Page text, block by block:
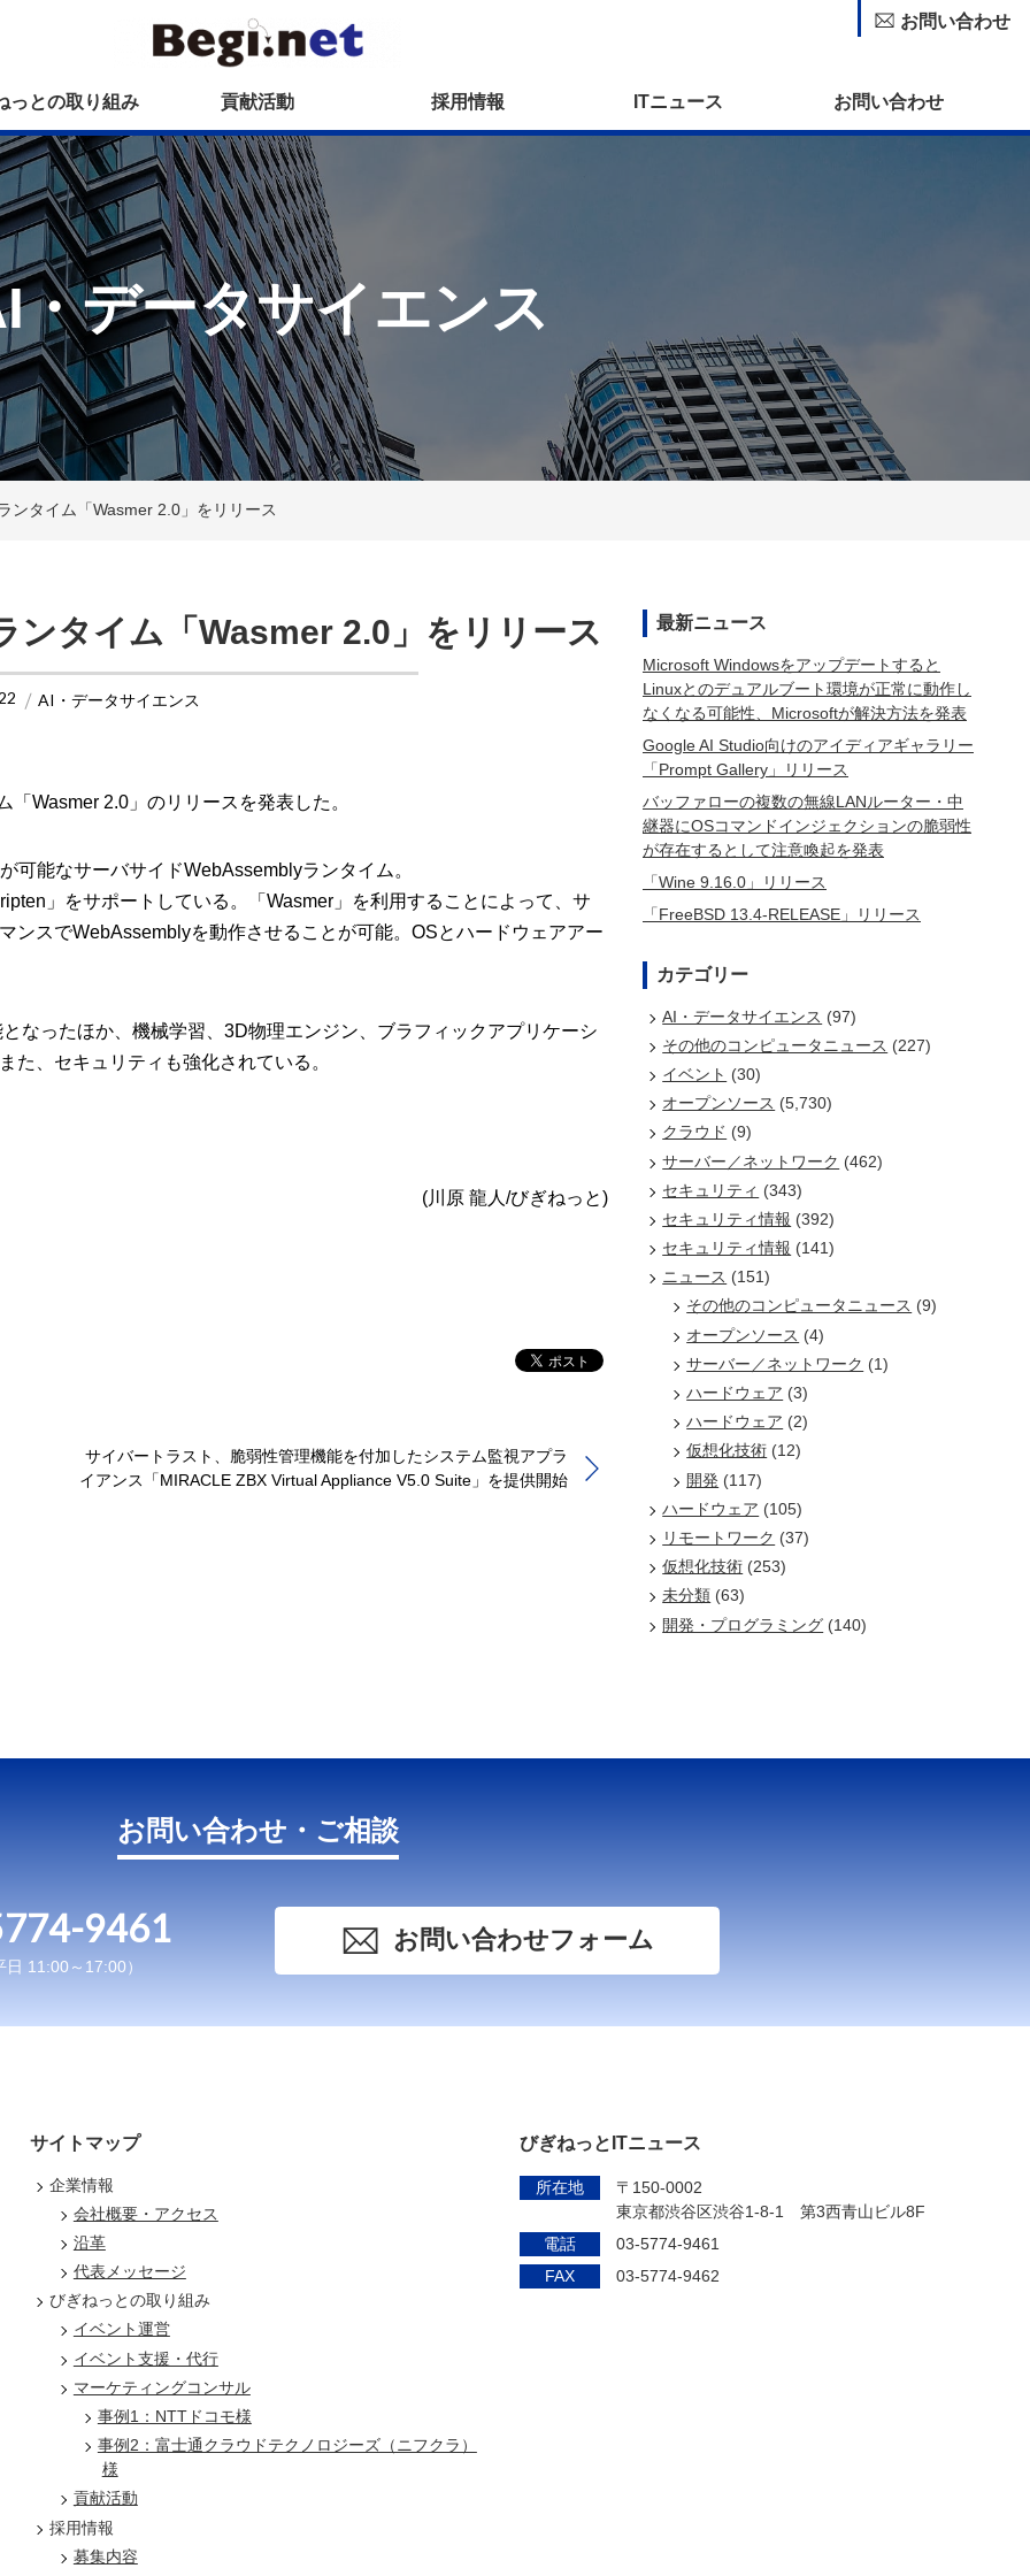
っとの取り組み 貢献活動 採用情報 ITニュース お問い合わせ
お問い合わせ
・データサイエンス
ンタイム「Wasmer 2.0」をリリース
タイム「Wasmer 2.0」をリリース
AI・データサイエンス
Wasmer 2.0」のリリースを発表した。
能なサーバサイドWebAssemblyランタイム。
」をサポートしている。「Wasmer」を利用することによって、サ
ンスでWebAssemblyを動作させることが可能。OSとハードウェアアー
ったほか、機械学習、3D物理エンジン、ブラフィックアプリケーシ
た、セキュリティも強化されている。
(川原 龍人/びぎねっと)
サイバートラスト、脆弱性管理機能を付加したシステム監視アプラ
イアンス「MIRACLE ZBX Virtual Appliance V5.0 Suite」を提供開始
最新ニュース
Microsoft Windowsをアップデートすると
Linuxとのデュアルブート環境が正常に動作し
なくなる可能性、Microsoftが解決方法を発表
Google AI Studio向けのアイディアギャラリー
「Prompt Gallery」リリース
バッファローの複数の無線LANルーター・中
継器にOSコマンドインジェクションの脆弱性
が存在するとして注意喚起を発表
「Wine 9.16.0」リリース
「FreeBSD 13.4-RELEASE」リリース
カテゴリー
AI・データサイエンス (97)
その他のコンピュータニュース (227)
イベント (30)
オープンソース (5,730)
クラウド (9)
サーバー／ネットワーク (462)
セキュリティ (343)
セキュリティ情報 (392)
セキュリティ情報 (141)
ニュース (151)
その他のコンピュータニュース (9)
オープンソース (4)
サーバー／ネットワーク (1)
ハードウェア (3)
ハードウェア (2)
仮想化技術 (12)
開発 (117)
ハードウェア (105)
リモートワーク (37)
仮想化技術 (253)
未分類 (63)
開発・プログラミング (140)
お問い合わせ・ご相談
9461
11:00～17:00）
お問い合わせフォーム
サイトマップ
企業情報
会社概要・アクセス
沿革
代表メッセージ
びぎねっとの取り組み
イベント運営
イベント支援・代行
マーケティングコンサル
事例1：NTTドコモ様
事例2：富士通クラウドテクノロジーズ（ニフクラ）
様
貢献活動
採用情報
募集内容
びぎねっとITニュース
所在地
〒150-0002
東京都渋谷区渋谷1-8-1 第3西青山ビル8F
電話
03-5774-9461
FAX
03-5774-9462